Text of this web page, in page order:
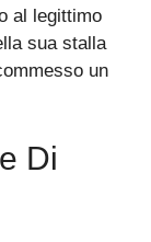
al legittimo
sua stalla
un
Di